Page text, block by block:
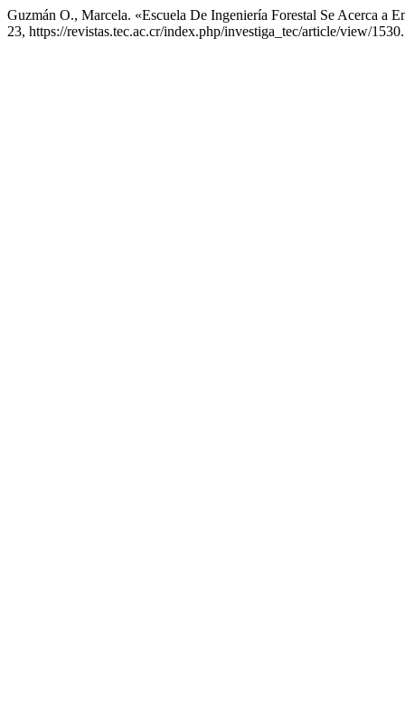
Guzmán O., Marcela. «Escuela De Ingeniería Forestal Se Acerca a
23, https://revistas.tec.ac.cr/index.php/investiga_tec/article/view/1530.